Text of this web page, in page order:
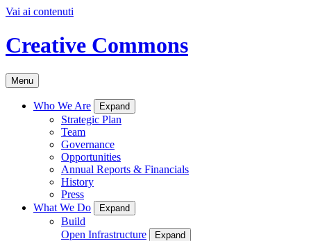
Vai ai contenuti
Creative Commons
Menu
Who We Are Expand
Strategic Plan
Team
Governance
Opportunities
Annual Reports & Financials
History
Press
What We Do
Expand
Build
Open Infrastructure
Expand